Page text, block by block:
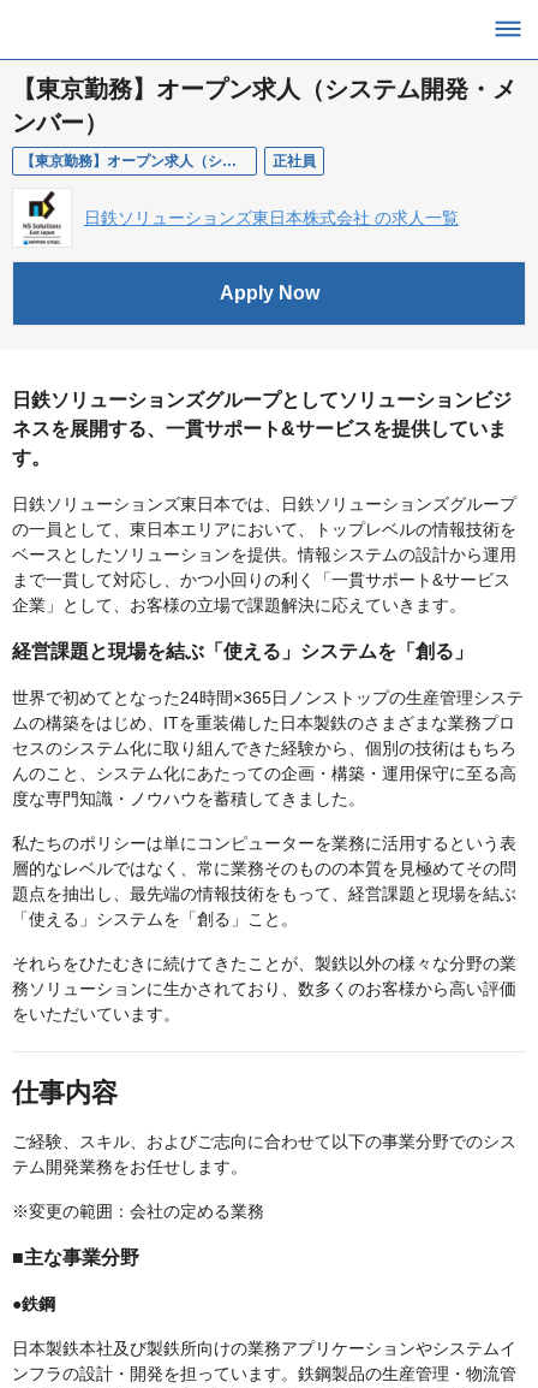
【東京勤務】オープン求人（システム開発・メ
ンバー）
【東京勤務】オープン求人（システム開発・メンバー） 正社員
日鉄ソリューションズ東日本株式会社 の求人一覧
Apply Now
日鉄ソリューションズグループとしてソリューションビジ
ネスを展開する、一貫サポート&サービスを提供していま
す。
日鉄ソリューションズ東日本では、日鉄ソリューションズグループ
の一員として、東日本エリアにおいて、トップレベルの情報技術を
ベースとしたソリューションを提供。情報システムの設計から運用
まで一貫して対応し、かつ小回りの利く「一貫サポート&サービス
企業」として、お客様の立場で課題解決に応えていきます。
経営課題と現場を結ぶ「使える」システムを「創る」
世界で初めてとなった24時間×365日ノンストップの生産管理システ
ムの構築をはじめ、ITを重装備した日本製鉄のさまざまな業務プロ
セスのシステム化に取り組んできた経験から、個別の技術はもちろ
んのこと、システム化にあたっての企画・構築・運用保守に至る高
度な専門知識・ノウハウを蓄積してきました。
私たちのポリシーは単にコンピューターを業務に活用するという表
層的なレベルではなく、常に業務そのものの本質を見極めてその問
題点を抽出し、最先端の情報技術をもって、経営課題と現場を結ぶ
「使える」システムを「創る」こと。
それらをひたむきに続けてきたことが、製鉄以外の様々な分野の業
務ソリューションに生かされており、数多くのお客様から高い評価
をいただいています。
仕事内容
ご経験、スキル、およびご志向に合わせて以下の事業分野でのシス
テム開発業務をお任せします。
※変更の範囲：会社の定める業務
■主な事業分野
●鉄鋼
日本製鉄本社及び製鉄所向けの業務アプリケーションやシステムイ
ンフラの設計・開発を担っています。鉄鋼製品の生産管理・物流管